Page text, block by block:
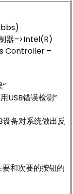
器–>Intel(R)
Controller –
USB错误检测”
设备对系统做出反
和次要的按钮的